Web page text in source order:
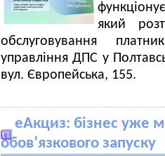
який
обслуговування
управління ДПС у
вул. Європейська, 155.
еАкциз: бізнес уже
обов’язкового запуску